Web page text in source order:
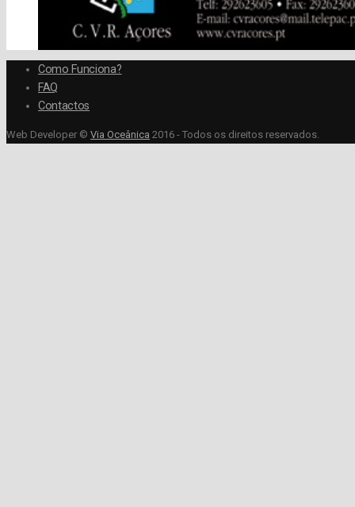
Como Funciona?
FAQ
Contactos
Web Developer © Via Oceânica 2016 - Todos os direitos reservados.